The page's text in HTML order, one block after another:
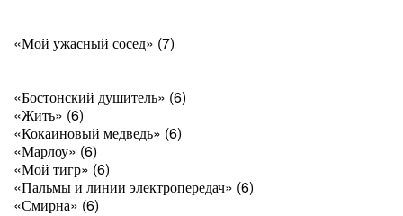
«Мой ужасный сосед» (7)
«Бостонский душитель» (6)
«Жить» (6)
«Кокаиновый медведь» (6)
«Марлоу» (6)
«Мой тигр» (6)
«Пальмы и линии электропередач» (6)
«Смирна» (6)